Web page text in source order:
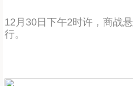
12月30日下午2时许，商战
行。